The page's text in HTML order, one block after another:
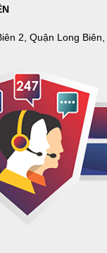
2, Quận Long Biên,